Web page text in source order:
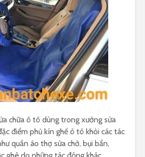
chữa ô tô dùng trong xưởng sửa
điểm phủ kín ghế ô tô khỏi các tác
quần áo thợ sửa chở, bụi bẩn,